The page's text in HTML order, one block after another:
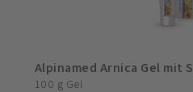
Alpinamed Arnica Gel mit
100 g Gel